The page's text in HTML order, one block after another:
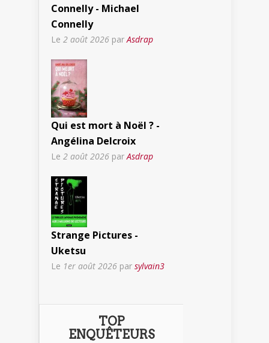
Connelly - Michael
Connelly
Le 2 août 2026 parAsdrap
Qui est mort à Noël ? -
Angélina Delcroix
Le 2 août 2026 par Asdrap
Strange Pictures -
Uketsu
Le 1er août 2026 par sylvain3
TOP
ENQUÊTEURS